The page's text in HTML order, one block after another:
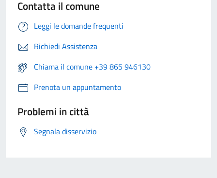
Contatta il comune
Leggi le domande frequenti
Richiedi Assistenza
Chiama il comune +39 865 946130
Prenota un appuntamento
Problemi in città
Segnala disservizio